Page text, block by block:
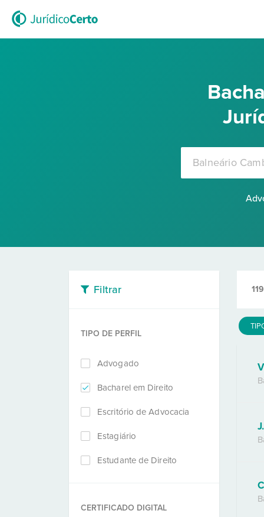
Filtrar
TIPO DE PERFIL
Advogado
Bacharel em Direito
Escritório de Advocacia
Estagiário
Estudante de Direito
CERTIFICADO DIGITAL
119